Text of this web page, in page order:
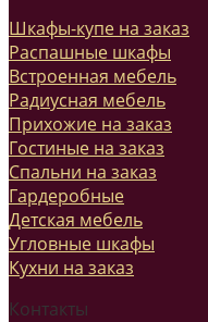
Шкафы-купе на заказ
Распашные шкафы
Встроенная мебель
Радиусная мебель
Прихожие на заказ
Гостиные на заказ
Спальни на заказ
Гардеробные
Детская мебель
Угловные шкафы
Кухни на заказ
Контакты